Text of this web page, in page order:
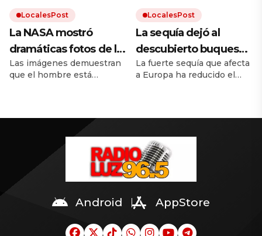
LocalesPost
La NASA mostró
dramáticas fotos de la
Tierra antes y después
del cambio climático
Las imágenes demuestran
que el hombre está
desmontes. Y la
LocalesPost
La sequía dejó al
descubierto buques
de guerra nazis
hundidos en un río
La fuerte sequía que afecta
a Europa ha reducido el
los restos de decenas de
hundidos durante la
Segunda Guerra Mundial.
Android AppStore